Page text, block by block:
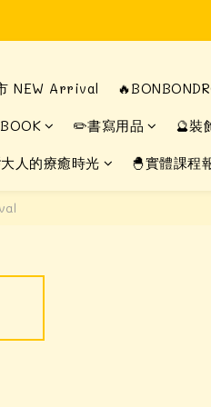
NEW Arrival
✏️書寫用品 🔮裝
人的療癒時光 🐣實體課程